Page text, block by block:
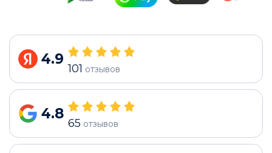
4.9
101 отзывов
4.8
65 отзывов